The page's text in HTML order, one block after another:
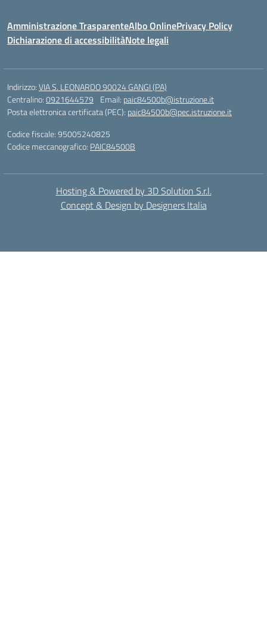
Amministrazione TrasparenteAlbo OnlinePrivacy Policy
Dichiarazione di accessibilitàNote legali
Indirizzo:VIA S. LEONARDO 90024 GANGI (PA)
Centralino:0921644579 Email: paic84500b@istruzione.it
Posta elettronica certificata (PEC): paic84500b@pec.istruzione.it
Codice fiscale: 95005240825
Codice meccanografico: PAIC84500B
Hosting & Powered by 3D Solution S.r.l.
Concept & Design by Designers Italia